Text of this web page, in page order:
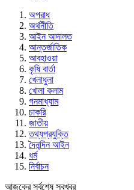
অপরাধ
অর্থনীতি
আইন আদালত
আন্তর্জাতিক
আবহাওয়া
কৃষি বার্তা
খেলাধুলা
খোলা কলাম
গনমাধ্যাম
চাকরি
জাতীয়
তথ্যপ্রযুক্তি
দৈনন্দিন আইন
ধর্ম
নির্বাচন
আজকের সর্বশেষ সবখবর